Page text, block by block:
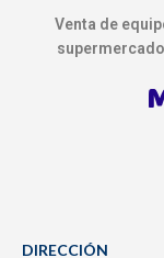
Venta de
DIRECCIÓN